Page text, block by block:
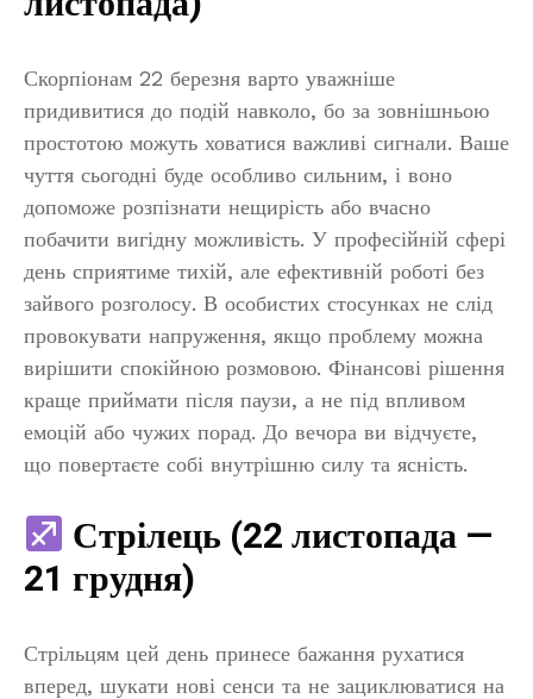
Скорпіонам 22 березня варто уважніше
придивитися до подій навколо, бо за зовнішньою
простотою можуть ховатися важливі сигнали. Ваше
чуття сьогодні буде особливо сильним, і воно
допоможе розпізнати нещирість або вчасно
побачити вигідну можливість. У професійній сфері
день сприятиме тихій, але ефективній роботі без
зайвого розголосу. В особистих стосунках не слід
провокувати напруження, якщо проблему можна
вирішити спокійною розмовою. Фінансові рішення
краще приймати після паузи, а не під впливом
емоцій або чужих порад. До вечора ви відчуєте,
що повертаєте собі внутрішню силу та ясність.
Стрілець (22 листопада —
21 грудня)
Стрільцям цей день принесе бажання рухатися
вперед, шукати нові сенси та не зациклюватися на